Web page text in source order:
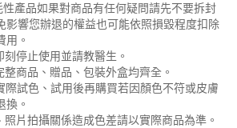
產品如果對商品有任何疑問請先不要拆封
影響您辦退的權益也可能依照損毀程度扣除
用。
停止使用並請教醫生。
商品、贈品、包裝外盒均齊全。
試色、試用後再購買若因顏色不符或皮膚
換。
片拍攝關係造成色差請以實際商品為準。